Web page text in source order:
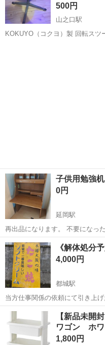
500円
山之口駅
KOKUYO（コクヨ）製 回転スツールです。 * 回転動
子供用勉強机
0円
延岡駅
再出品になります。 不要になっ
お譲りします。
宮崎 延岡市 延岡駅
《解体処分
4,000円
都城駅
当方仕事関係の依頼にて引き上
飲食店がありましたが、数年前
売買にて解体売却契約が決まり
す。 手作り感がありますが、ﾘﾆ
宮崎 都城市 都城駅
【新品未開
ワゴン ホ
1,800円